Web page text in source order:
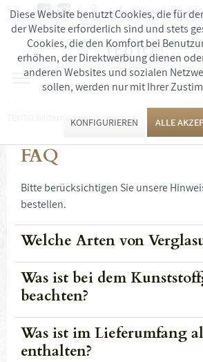
Info & Beratung:
TEUTO Bilderrahmen: Unsere FAQ
FAQ
Bitte berücksichtigen Sie unsere
bestellen.
Welche Arten von
Was ist bei dem
beachten?
Was ist im Lieferumfang
enthalten?
Diese Website benutzt Cookies, die für
der Website erforderlich sind und stets
Cookies, die den Komfort bei
erhöhen, der Direktwerbung dienen
anderen Websites und sozialen
sollen, werden nur mit Ihrer
KONFIGURIEREN ALLE